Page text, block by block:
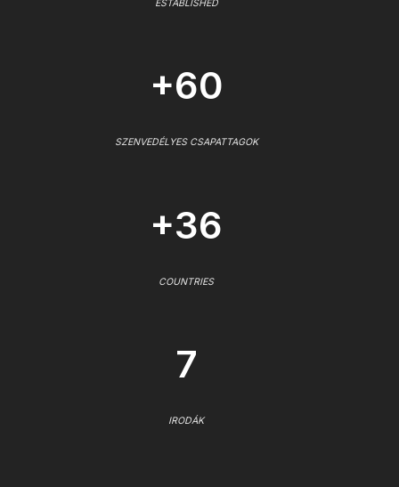
ESTABLISHED
+60
SZENVEDÉLYES CSAPATTAGOK
+36
COUNTRIES
7
IRODÁK